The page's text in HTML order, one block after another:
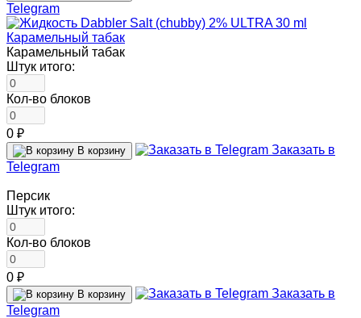
Telegram
Карамельный табак
Штук итого:
Кол-во блоков
0 ₽
В корзину
Заказать в
Telegram
Персик
Штук итого:
Кол-во блоков
0 ₽
В корзину
Заказать в
Telegram